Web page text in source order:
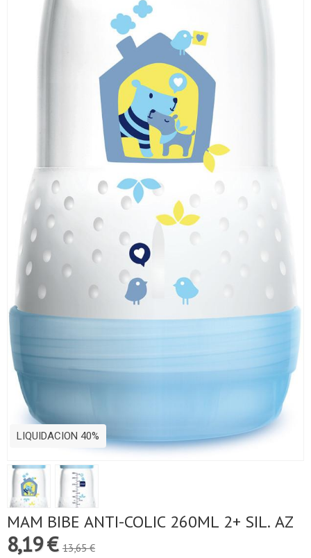
LIQUIDACION 40%
MAM BIBE ANTI-COLIC 260ML 2+ SIL. AZ
8,19 € 13,65 €